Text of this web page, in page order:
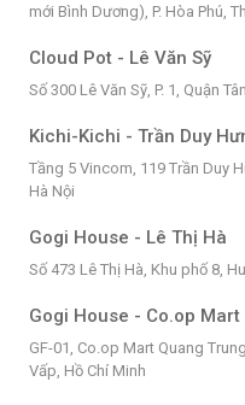
mới Bình Dương), P. Hòa Phú,
Cloud Pot - Lê Văn Sỹ
Số 300 Lê Văn Sỹ, P. 1, Quận
Kichi-Kichi - Trần Duy
Tầng 5 Vincom, 119 Trần Duy
Hà Nội
Gogi House - Lê Thị Hà
Số 473 Lê Thị Hà, Khu phố 8,
Gogi House - Co.op Mart
GF-01, Co.op Mart Quang
Vấp, Hồ Chí Minh